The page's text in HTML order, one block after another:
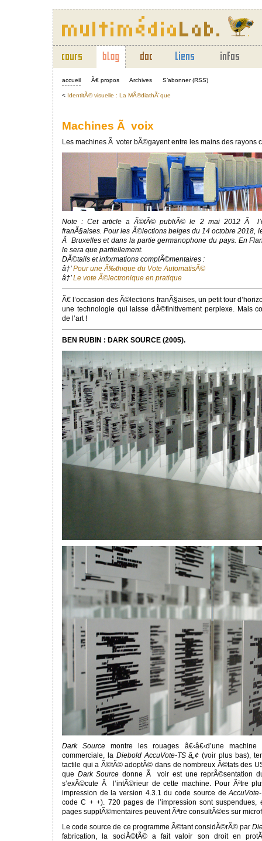
accueil Ã€ propos Archives S’abonner (RSS)
< IdentitÃ© visuelle : La MÃ©diathÃ¨que
Machines Ã voix
Les machines Ã voter bÃ©gayent entre les mains des rayons
Note : Cet article a Ã©tÃ© publiÃ© le 2 mai 2012 Ã
franÃ§aises. Pour les Ã©lections belges du 14 octobre 2018,
Ã Bruxelles et dans la partie germanophone du pays. En
le sera que partiellement.
DÃ©tails et informations complÃ©mentaires :
â†’Pour une Ã‰thique du Vote AutomatisÃ©
â†’Le vote Ã©lectronique en pratique
Ã€ l’occasion des Ã©lections franÃ§aises, un petit tour
une technologie qui laisse dÃ©finitivement perplexe. Mais
de l’art !
BEN RUBIN : DARK SOURCE (2005).
Dark Source montre les rouages â€‹â€‹d’une
commerciale, la Diebold AccuVote-TS â„¢ (voir plus bas),
tactile qui a Ã©tÃ© adoptÃ© dans de nombreux Ã©tats des
que Dark Source donne Ã voir est une reprÃ©sentation
s’exÃ©cute Ã l’intÃ©rieur de cette machine. Pour Ãªtre
impression de la version 4.3.1 du code source de
code C + +). 720 pages de l’impression sont suspendues,
pages supplÃ©mentaires peuvent Ãªtre consultÃ©es sur
Le code source de ce programme Ã©tant considÃ©rÃ© par
fabrication, la sociÃ©tÃ© a fait valoir son droit en